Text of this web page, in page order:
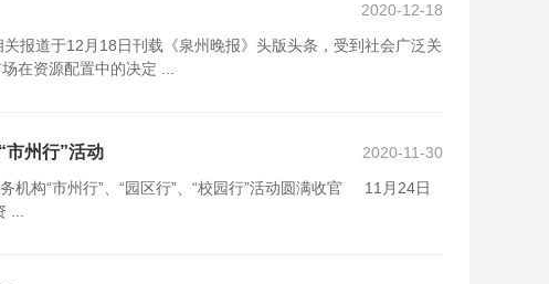
2020-12-18
报道于12月18日刊载《泉州晚报》头版头条，受到社会广泛关
在资源配置中的决定 ...
市州行”活动 2020-11-30
机构“市州行”、“园区行”、“校园行”活动圆满收官 11月24日
...